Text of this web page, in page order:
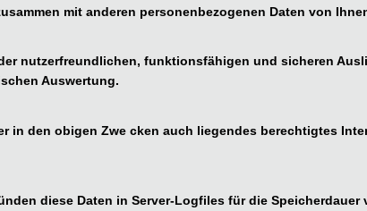
mit anderen personenbezogenen Daten von
nutzerfreundlichen, funktionsfähigen und sicheren
Auswertung.
in den obigen Zwe cken auch liegendes berechtigtes
diese Daten in Server-Logfiles für die